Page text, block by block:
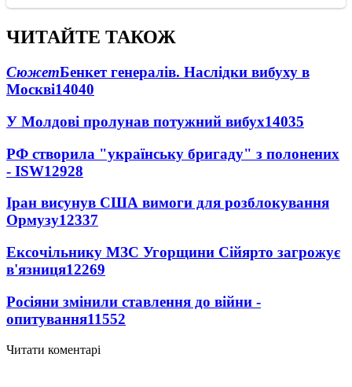
ЧИТАЙТЕ ТАКОЖ
СюжетБенкет генералів. Наслідки вибуху в
Москві14040
У Молдові пролунав потужний вибух14035
РФ створила "українську бригаду" з полонених
- ISW12928
Іран висунув США вимоги для розблокування
Ормузу12337
Ексочільнику МЗС Угорщини Сійярто загрожує
в'язниця12269
Росіяни змінили ставлення до війни -
опитування11552
Читати коментарі